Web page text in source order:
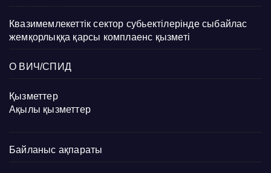
Квазимемлекеттік сектор субьектілерінде сыбайлас
жемқорлыққа қарсы комплаенс қызметі
О ВИЧ/СПИД
Қызметтер
Ақылы қызметтер
Байланыс ақпараты